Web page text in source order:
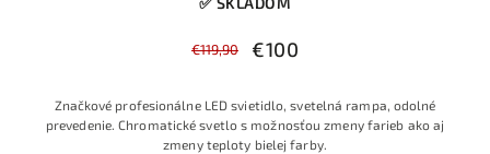
€119,90 €100
Značkové profesionálne LED svietidlo, svetelná rampa, odolné
prevedenie. Chromatické svetlo s možnosťou zmeny farieb ako aj
zmeny teploty bielej farby.